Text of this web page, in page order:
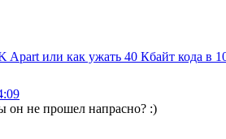
Apart или как ужать 40 Кбайт кода в
он не прошел напрасно? :)